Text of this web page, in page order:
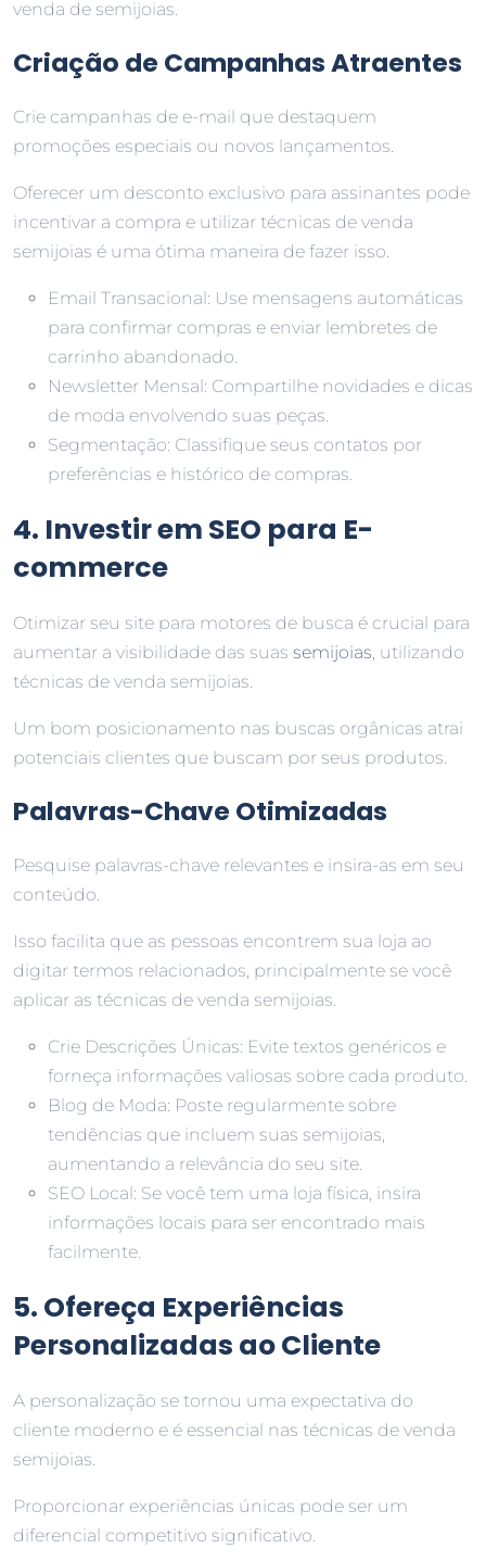
venda de semijoias.
Criação de Campanhas Atraentes
Crie campanhas de e-mail que destaquem
promoções especiais ou novos lançamentos.
Oferecer um desconto exclusivo para assinantes pode
incentivar a compra e utilizar técnicas de venda
semijoias é uma ótima maneira de fazer isso.
Email Transacional: Use mensagens automáticas
para confirmar compras e enviar lembretes de
carrinho abandonado.
Newsletter Mensal: Compartilhe novidades e dicas
de moda envolvendo suas peças.
Segmentação: Classifique seus contatos por
preferências e histórico de compras.
4. Investir em SEO para E-
commerce
Otimizar seu site para motores de busca é crucial para
aumentar a visibilidade das suas semijoias, utilizando
técnicas de venda semijoias.
Um bom posicionamento nas buscas orgânicas atrai
potenciais clientes que buscam por seus produtos.
Palavras-Chave Otimizadas
Pesquise palavras-chave relevantes e insira-as em seu
conteúdo.
Isso facilita que as pessoas encontrem sua loja ao
digitar termos relacionados, principalmente se você
aplicar as técnicas de venda semijoias.
Crie Descrições Únicas: Evite textos genéricos e
forneça informações valiosas sobre cada produto.
Blog de Moda: Poste regularmente sobre
tendências que incluem suas semijoias,
aumentando a relevância do seu site.
SEO Local: Se você tem uma loja física, insira
informações locais para ser encontrado mais
facilmente.
5. Ofereça Experiências
Personalizadas ao Cliente
A personalização se tornou uma expectativa do
cliente moderno e é essencial nas técnicas de venda
semijoias.
Proporcionar experiências únicas pode ser um
diferencial competitivo significativo.